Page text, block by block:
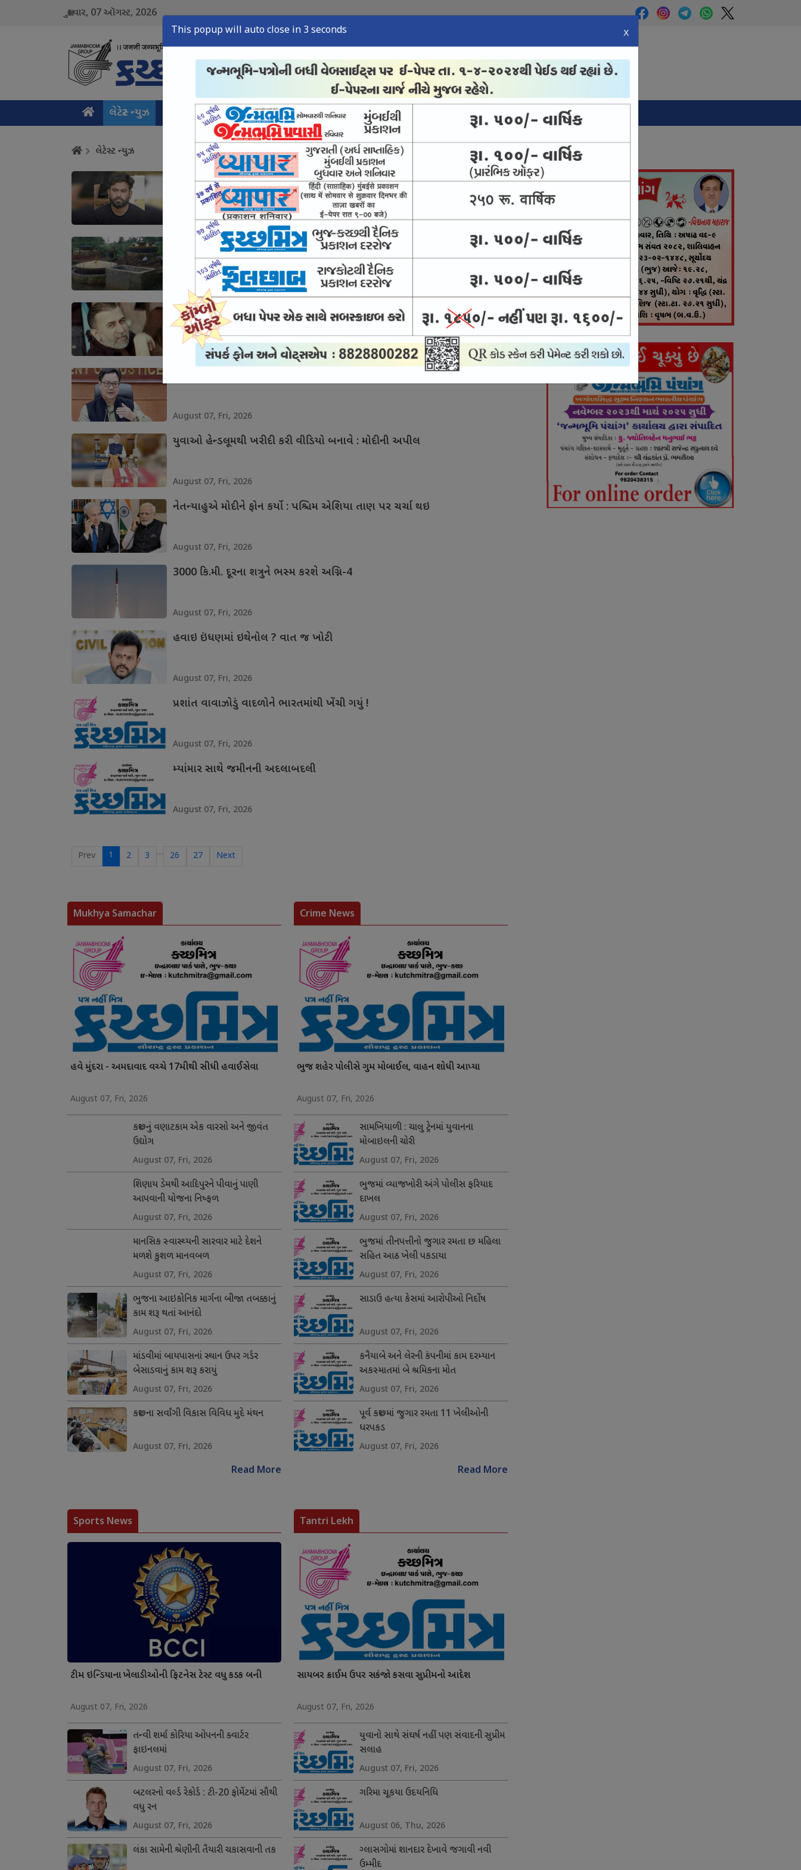
શુક્રવાર, 07ઑગસ્ટ, 2026
લેટેસ્ટ ન્યુઝ મુખ્ય સમાચાર ક્રાઇમ ન્યુઝ સ્પોર્ટ્સ ન્યુઝ તંત્રી લેખ ઈ-પેપર
This popup will auto close in 2 seconds X
લેટેસ્ટ ન્યુઝ
હવે બેરોજગાર યુવાનો માટે લડશે સીજેપી
August 07, Fri, 2026
ગોબરગેસ કિસાનોને કમાણી કરાવશે
August 07, Fri, 2026
દુષ્કર્મના દોષી તેજપાલને 10 વર્ષની જેલ
August 07, Fri, 2026
August 07, Fri, 2026
યુવાઓ હેન્ડલૂમથી ખરીદી કરી વીડિયો બનાવે : મોદીની અપીલ
August 07, Fri, 2026
નેતન્યાહુએ મોદીને ફોન કર્યો : પશ્ચિમ એશિયા તાણ પર ચર્ચા થઇ
August 07, Fri, 2026
3000 કિ.મી. દૂરના શત્રુને ભસ્મ કરશે અગ્નિ-4
August 07, Fri, 2026
હવાઇ ઇંધણમાં ઇથેનોલ ? વાત જ ખોટી
August 07, Fri, 2026
પ્રશાંત વાવાઝોડું વાદળોને ભારતમાંથી ખેંચી ગયું !
August 07, Fri, 2026
મ્યાંમાર સાથે જમીનની અદલાબદલી
August 07, Fri, 2026
Prev 1 2 3 … 26 27 Next
Panchang
Mukhya Samachar
હવે મુંદરા - અમદાવાદ વચ્ચે 17મીથી સીધી હવાઈસેવા
August 07, Fri, 2026
કચ્છનું વણાટકામ એક વારસો અને જીવંત
ઉદ્યોગ
August 07, Fri, 2026
શિણાય ડેમથી આદિપુરને પીવાનું પાણી
આપવાની યોજના નિષ્ફળ
August 07, Fri, 2026
માનસિક સ્વાસ્થ્યની સારવાર માટે દેશને
મળશે કુશળ માનવબળ
August 07, Fri, 2026
ભુજના આઇકોનિક માર્ગના બીજા તબક્કાનું
કામ શરૂ થતાં આનંદો
August 07, Fri, 2026
માંડવીમાં બાયપાસનાં સ્થાન ઉપર ગર્ડર
બેસાડવાનું કામ શરૂ કરાયું
August 07, Fri, 2026
કચ્છના સર્વાંગી વિકાસ વિવિધ મુદે મંથન
August 07, Fri, 2026
Read More
Crime News
ભુજ શહેર પોલીસે ગુમ મોબાઈલ, વાહન શોધી આપ્યા
August 07, Fri, 2026
સામખિયાળી : ચાલુ ટ્રેનમાં યુવાનના
મોબાઇલની ચોરી
August 07, Fri, 2026
ભુજમાં વ્યાજખોરી અંગે પોલીસ ફરિયાદ
દાખલ
August 07, Fri, 2026
ભુજમાં તીનપત્તીનો જુગાર રમતા છ મહિલા
સહિત આઠ ખેલી પકડાયા
August 07, Fri, 2026
સાડાઉ હત્યા કેસમાં આરોપીઓ નિર્દોષ
August 07, Fri, 2026
કનૈયાબે અને લેરની કંપનીમાં કામ દરમ્યાન
અકસ્માતમાં બે શ્રમિકના મોત
August 07, Fri, 2026
પૂર્વ કચ્છમાં જુગાર રમતા 11 ખેલીઓની
ધરપકડ
August 07, Fri, 2026
Read More
Sports News
ટીમ ઇન્ડિયાના ખેલાડીઓની ફિટનેસ ટેસ્ટ વધુ કડક બની
August 07, Fri, 2026
તન્વી શર્મા કોરિયા ઓપનની ક્વાર્ટર
ફાઇનલમાં
August 07, Fri, 2026
બટલરનો વર્લ્ડ રેકોર્ડ : ટી-20 ફોર્મેટમાં સૌથી
વધુ રન
August 07, Fri, 2026
લંકા સામેની શ્રેણીની તૈયારી ચકાસવાની તક
Tantri Lekh
સાયબર ક્રાઈમ ઉપર સકંજો કસવા સુપ્રીમનો આદેશ
August 07, Fri, 2026
યુવાનો સાથે સંઘર્ષ નહીં પણ સંવાદની સુપ્રીમ
સલાહ
August 07, Fri, 2026
ગરિમા ચૂકયા ઉદયનિધિ
August 06, Thu, 2026
ગ્લાસગોમાં શાનદાર દેખાવે જગાવી નવી
ઉમ્મીદ